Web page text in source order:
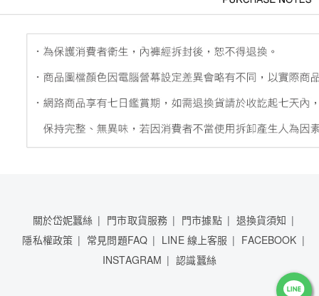
關於岱妮蠶絲 門市取貨服務 門市據點
退換貨須知
隱私權政策
常見問題FAQ LINE 線上客服
FACEBOOK
INSTAGRAM
認識蠶絲